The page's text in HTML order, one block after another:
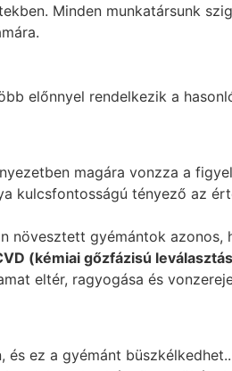
Minden munkatársunk
előnnyel rendelkezik a
magára vonzza a
tényező az
gyémántok
(kémiai gőzfázisú
eltér, ragyogása és
ez a gyémánt